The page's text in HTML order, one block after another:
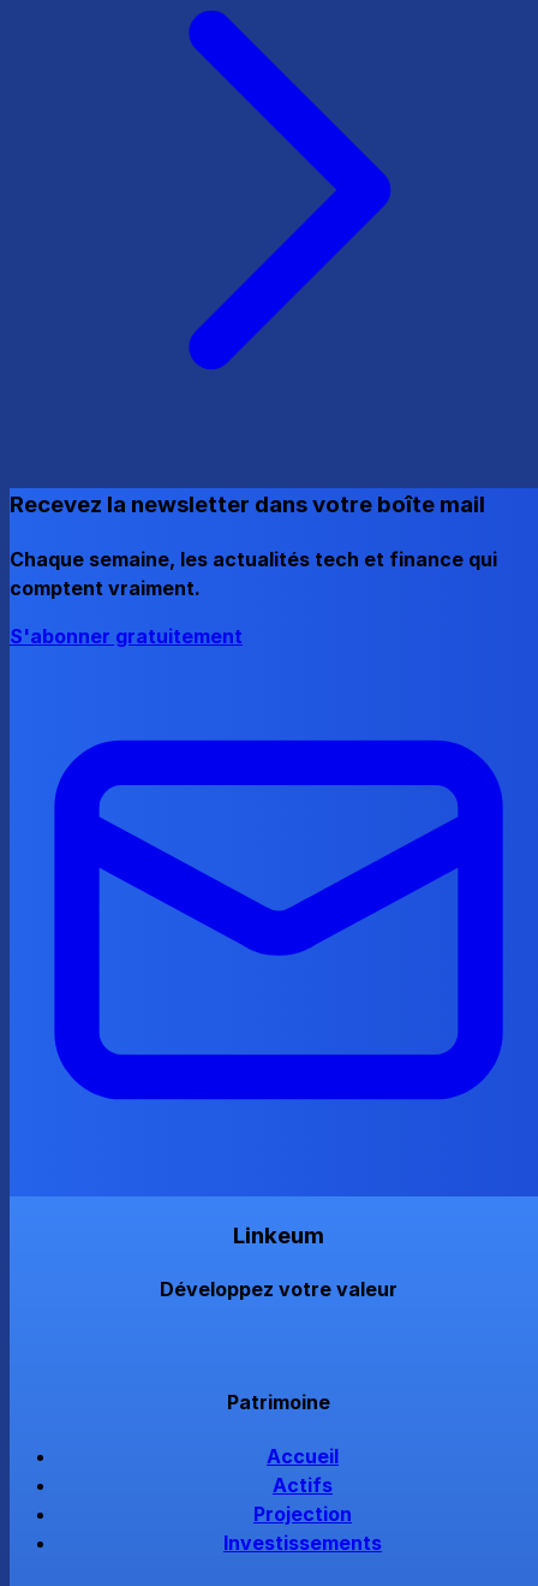
Recevez la newsletter dans votre boîte mail
Chaque semaine, les actualités tech et finance qui
comptent vraiment.
S'abonner gratuitement
Linkeum
Développez votre valeur
Patrimoine
Accueil
Actifs
Projection
Investissements